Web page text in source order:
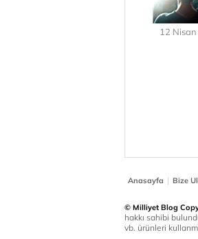
12
Anasayfa | Bize
© Milliyet Blog
hakkı sahibi
vb. ürünleri